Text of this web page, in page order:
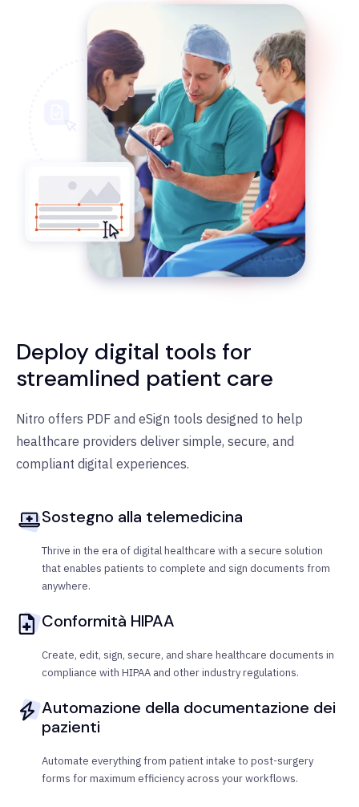
Deploy digital tools for
streamlined patient care
Nitro offers PDF and eSign tools designed to help
healthcare providers deliver simple, secure, and
compliant digital experiences.
Sostegno alla telemedicina
Thrive in the era of digital healthcare with a secure solution
that enables patients to complete and sign documents from
anywhere.
Conformità HIPAA
Create, edit, sign, secure, and share healthcare documents in
compliance with HIPAA and other industry regulations.
Automazione della documentazione dei
pazienti
Automate everything from patient intake to post-surgery
forms for maximum efficiency across your workflows.